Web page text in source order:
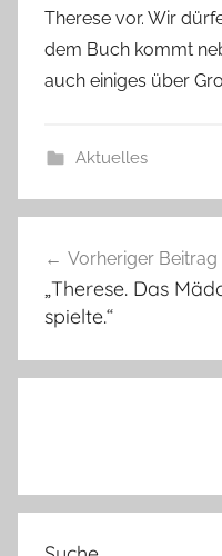
Therese vor. Wir
dem Buch kommt
auch einiges über
Aktuelles
Vorheriger Beitrag
„Therese. Das
spielte.“